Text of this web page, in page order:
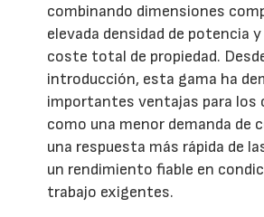
combinando dimensiones
elevada densidad de potencia
coste total de propiedad.
introducción, esta gama ha
importantes ventajas para los
como una menor demanda de
una respuesta más rápida de
un rendimiento fiable en
trabajo exigentes.